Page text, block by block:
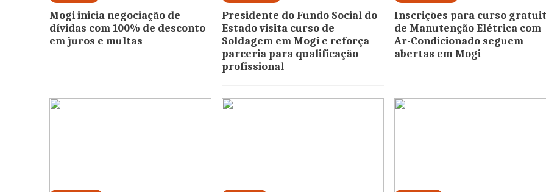
Mogi inicia negociação de
dívidas com 100% de desconto
em juros e multas
Presidente do Fundo Social do
Estado visita curso de
Soldagem em Mogi e reforça
parceria para qualificação
profissional
Inscrições para curso
de Manutenção Elétrica com
Ar-Condicionado seguem
abertas em Mogi